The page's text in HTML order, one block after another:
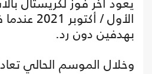
الأول /
بهدفين دون رد.
وخلال الموسم الحالي